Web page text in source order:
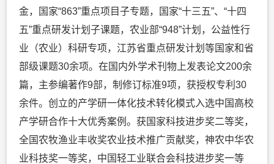
金，国家“863”重点项目子专题，国家“十三五”、“十四
五”重点研发计划子课题，农业部“948”计划，公益性行
业（农业）科研专项，江苏省重点研发计划等国家和省
部级课题30余项。在国内外学术刊物上发表论文200余
篇，主参编著作9部，制修订标准9项，获授权专利30
余件。创立的产学研一体化技术转化模式入选中国高校
产学研合作十大优秀案例。获国家科技进步奖二等奖，
全国农牧渔业丰收奖农业技术推广贡献奖，神农中华农
业科技奖一等奖，中国轻工业联合会科技进步奖一等